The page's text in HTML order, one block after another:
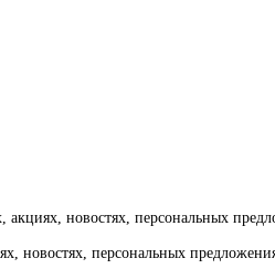
новостях, персональных
новостях, персональных